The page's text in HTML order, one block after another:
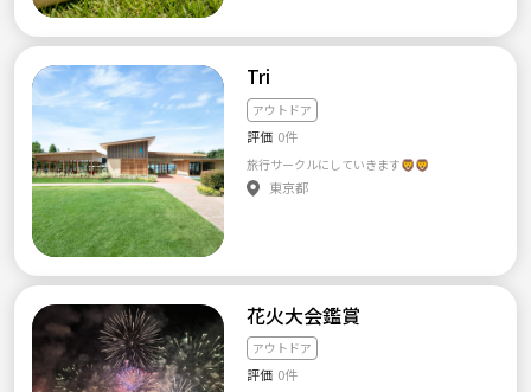
魅力です。 【活動内容】 ・大阪市内・近郊の
公園でモルック体験会 ・初心者向けのルール
説明＆練習会 ・活動後の希望者だけでゆるっ
とカフェ・ご飯会もあり 【こんな方におすす
め】 ・モルックを一度やってみたい方 ・運動
は苦手だけど、体を動かしたい方 ・大阪で新
しい趣味・友達を作りたい方 ・一人参加OKな
落ち着いた雰囲気を探している方 道具はサー
クルで用意しますので、手ぶらで参加OK。年
Tri
アウトドア
評価 0件
旅行サークルにしていきます🦁🦁
東京都
花火大会鑑賞
アウトドア
評価 0件